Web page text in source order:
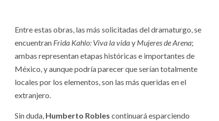
Entre estas obras, las más solicitadas del dramaturgo, se
encuentran Frida Kahlo: Viva la viday Mujeres de Arena;
ambas representan etapas históricas e importantes de
México, y aunque podría parecer que serían totalmente
locales por los elementos, son las más queridas en el
extranjero.
Sin duda, Humberto Robles continuará esparciendo